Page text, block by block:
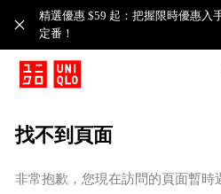
精選優惠 $59 起：把握限時優惠入
定番！​
找不到頁面
非常抱歉，您現在訪問的頁面暫時